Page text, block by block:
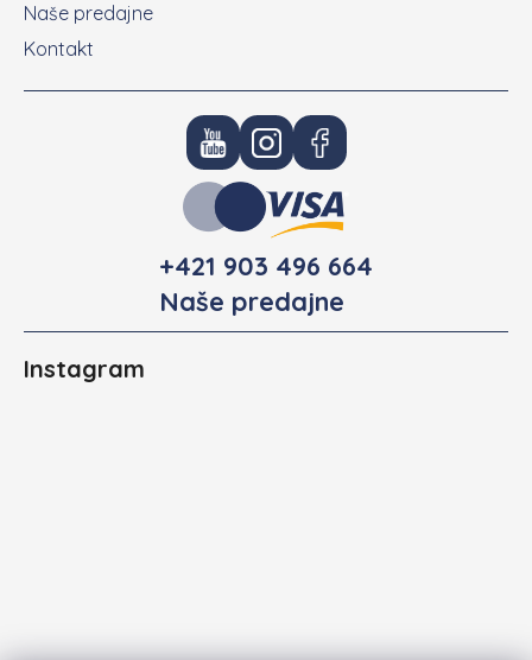
Naše predajne
Kontakt
+421 903 496 664
Naše predajne
Instagram